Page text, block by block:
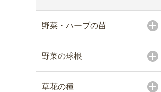
野菜・ハーブの苗
野菜の球根
草花の種